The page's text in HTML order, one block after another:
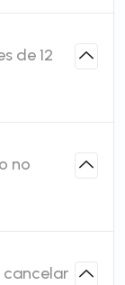
de 12
no
cancelar